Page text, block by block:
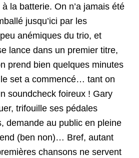
la batterie. On n’a jamais été
jusqu’ici par les
anémiques du trio, et
lance dans un premier titre,
prend bien quelques minutes
set a commencé… tant on
soundcheck foireux ! Gary
trifouille ses pédales
demande au public en pleine
(ben non)… Bref, autant
chansons ne servent